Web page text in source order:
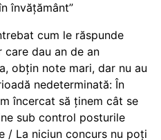
învățământ”
cum le răspunde
care dau an de an
obțin note mari, dar nu au
nedeterminată: În
încercat să ținem cât se
sub control posturile
/ La niciun concurs nu poți